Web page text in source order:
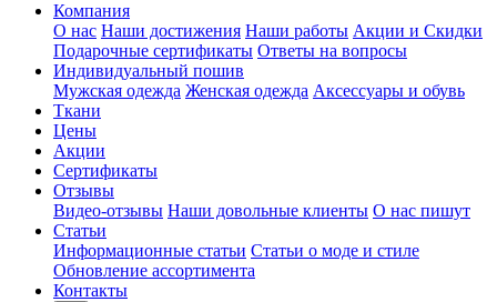
Компания
О нас Наши достижения Наши работы Акции и Скидки
Подарочные сертификаты Ответы на вопросы
Индивидуальный пошив
Мужская одежда Женская одежда Аксессуары и обувь
Ткани
Цены
Акции
Сертификаты
Отзывы
Видео-отзывы Наши довольные клиенты О нас пишут
Статьи
Информационные статьи Статьи о моде и стиле
Обновление ассортимента
Контакты